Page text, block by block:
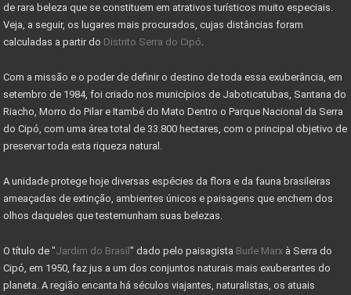
Sinais de recuperação: mercado imobiliário tem per
Mercado imobiliário volta a crescer após encolher
COMO DECLARAR IMÓVEIS NO IMPOSTO DE RENDA
MINISTÉRIO DO TURISMO INVESTE 955 MIL NO PARNACIPÓ
OBRAS DE MELHORIAS DO PARQUE NACIONAL DO CIPÓ
IMÓVEL COM EXCLUSIVIDADE - VENDA RÁPIDO
IMÓVEI
CASAS PRÉ-FABRICADAS MAIS BARATAS E RÁPIDAS
Valor máximo imóvel pago FGTS sobe para R$ 750000
de rara beleza que se constituem em atrativos turísticos muito especiais.
Veja, a seguir, os lugares mais procurados, cujas distâncias foram
calculadas a partir do Distrito Serra do Cipó
Com a missão e o poder de definir o destino de toda essa exuberância, em
setembro de 1984, foi criado nos municípios de Jaboticatubas, Santana do
Riacho, Morro do Pilar e Itambé do Mato Dentro o Parque Nacional da Serra
do Cipó, com uma área total de 33.800 hectares, com o principal objetivo de
preservar toda esta riqueza natural.
A unidade protege hoje diversas espécies da flora e da fauna brasileiras
ameaçadas de extinção, ambientes únicos e paisagens que enchem dos
olhos daqueles que testemunham suas belezas.
O título de "Jardim do Brasil " dado pelo paisagista Burle Marx à Serra do
Cipó, em 1950, faz jus a um dos conjuntos naturais mais exuberantes do
planeta. A região encanta há séculos viajantes, naturalistas, os atuais